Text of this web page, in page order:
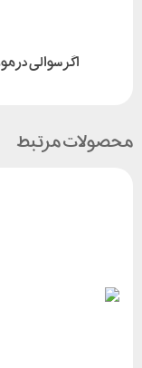
اگر سوالی در
محصولات مرتبط